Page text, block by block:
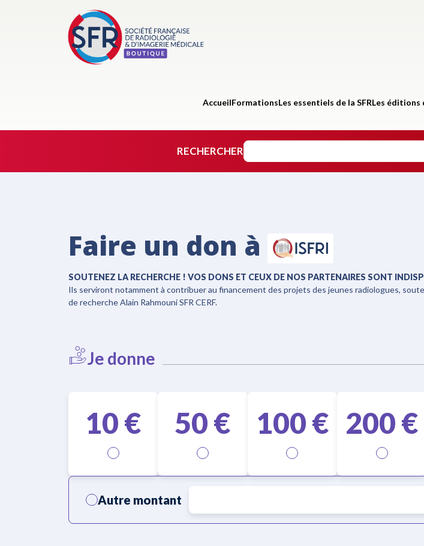
AccueilFormationsLes essentiels de la SFRLes éditions
RECHERCHER
Faire un don à
SOUTENEZ LA RECHERCHE ! VOS DONS ET CEUX DE NOS PARTENAIRES SONT
Ils serviront notamment à contribuer au financement des projets des jeunes radiologues,
de recherche Alain Rahmouni SFR CERF.
Je donne
10€ 50€ 100€ 200€
Autre montant